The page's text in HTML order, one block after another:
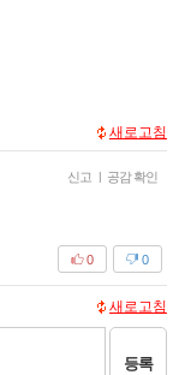
새로고침
신고 | 공감 확인
0
0
새로고침
등록